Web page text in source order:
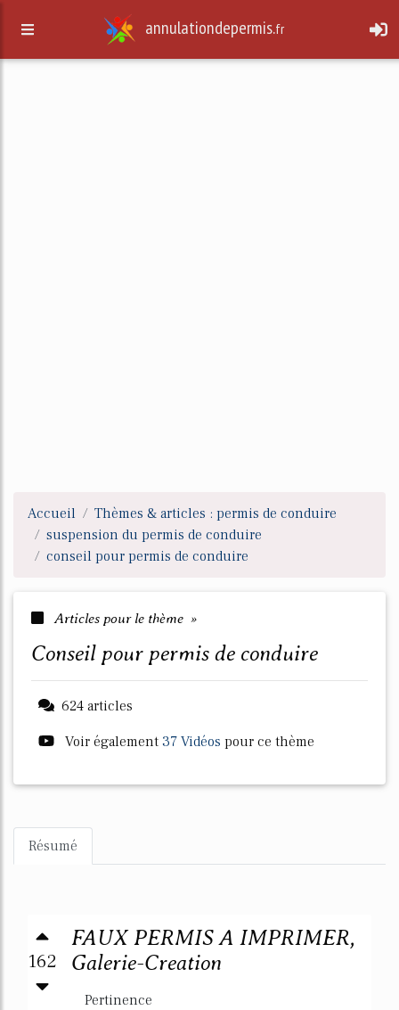
annulationdepermis.fr
Accueil
Thèmes & articles : permis de conduire
suspension du permis de conduire
conseil pour permis de conduire
Articles pour le thème »
conseil pour permis de conduire
624 articles
Voir également 37 Vidéos pour ce thème
Résumé
162
FAUX PERMIS A IMPRIMER,
Galerie-Creation
Pertinence